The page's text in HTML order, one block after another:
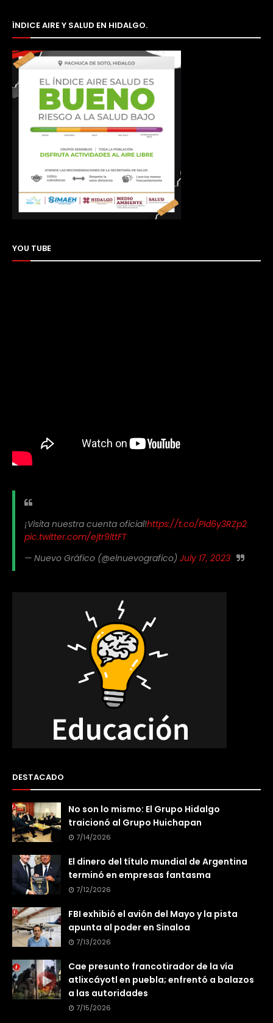
ÍNDICE AIRE Y SALUD EN HIDALGO.
YOU TUBE
¡Visita nuestra cuenta oficial!https://t.co/PId6y3RZp2
pic.twitter.com/ejtr9lttFT
— Nuevo Gráfico (@elnuevografico) July 17, 2023
DESTACADO
No son lo mismo: El Grupo Hidalgo
traicionó al Grupo Huichapan
7/14/2026
El dinero del título mundial de Argentina
terminó en empresas fantasma
7/12/2026
FBI exhibió el avión del Mayo y la pista
apunta al poder en Sinaloa
7/13/2026
Cae presunto francotirador de la vía
atlixcáyotl en puebla; enfrentó a balazos
a las autoridades
7/15/2026